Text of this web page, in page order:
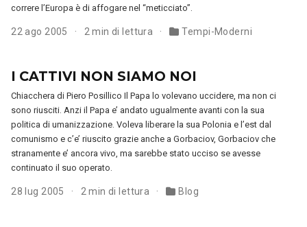
correre l’Europa è di affogare nel “meticciato”.
22 ago 2005 2 min di lettura Tempi-Moderni
I CATTIVI NON SIAMO NOI
Chiacchera di Piero Posillico Il Papa lo volevano uccidere, ma non ci
sono riusciti. Anzi il Papa e’ andato ugualmente avanti con la sua
politica di umanizzazione. Voleva liberare la sua Polonia e l’est dal
comunismo e c’e’ riuscito grazie anche a Gorbaciov, Gorbaciov che
stranamente e’ ancora vivo, ma sarebbe stato ucciso se avesse
continuato il suo operato.
28 lug 2005 2 min di lettura Blog